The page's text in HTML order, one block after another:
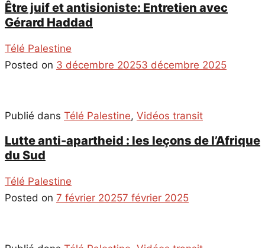
Être juif et antisioniste: Entretien avec
Gérard Haddad
Télé Palestine
Posted on 3 décembre 20253 décembre 2025
Publié dans Télé Palestine, Vidéos transit
Lutte anti-apartheid : les leçons de l’Afrique
du Sud
Télé Palestine
Posted on 7 février 20257 février 2025